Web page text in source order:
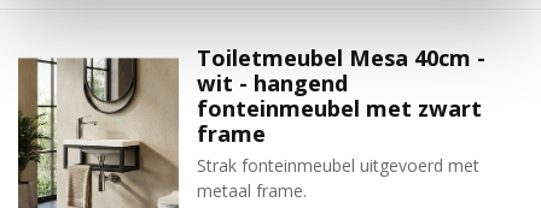
Toiletmeubel Mesa 40cm -
wit - hangend
fonteinmeubel met zwart
frame
Strak fonteinmeubel uitgevoerd met
metaal frame.